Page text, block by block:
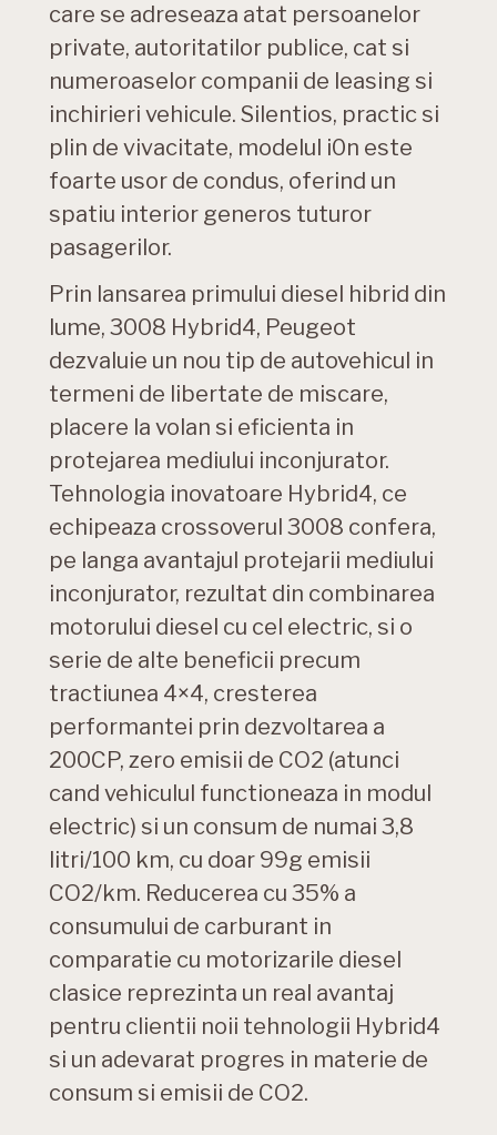
care se adreseaza atat persoanelor
private, autoritatilor publice, cat si
numeroaselor companii de leasing si
inchirieri vehicule. Silentios, practic si
plin de vivacitate, modelul i0n este
foarte usor de condus, oferind un
spatiu interior generos tuturor
pasagerilor.
Prin lansarea primului diesel hibrid din
lume, 3008 Hybrid4, Peugeot
dezvaluie un nou tip de autovehicul in
termeni de libertate de miscare,
placere la volan si eficienta in
protejarea mediului inconjurator.
Tehnologia inovatoare Hybrid4, ce
echipeaza crossoverul 3008 confera,
pe langa avantajul protejarii mediului
inconjurator, rezultat din combinarea
motorului diesel cu cel electric, si o
serie de alte beneficii precum
tractiunea 4×4, cresterea
performantei prin dezvoltarea a
200CP, zero emisii de CO2 (atunci
cand vehiculul functioneaza in modul
electric) si un consum de numai 3,8
litri/100 km, cu doar 99g emisii
CO2/km. Reducerea cu 35% a
consumului de carburant in
comparatie cu motorizarile diesel
clasice reprezinta un real avantaj
pentru clientii noii tehnologii Hybrid4
si un adevarat progres in materie de
consum si emisii de CO2.